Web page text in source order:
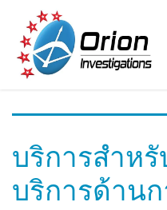
บริการสำห
บริการด้านก